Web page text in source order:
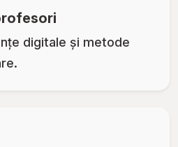
digitale și metode